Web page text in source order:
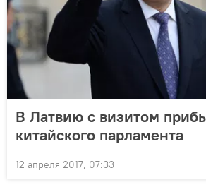
В Латвию с визитом
китайского парламента
12 апреля 2017, 07:33